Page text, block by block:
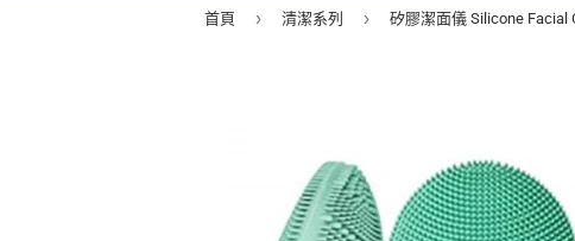
首頁 › 清潔系列 › 矽膠潔面儀 Silicone Facial